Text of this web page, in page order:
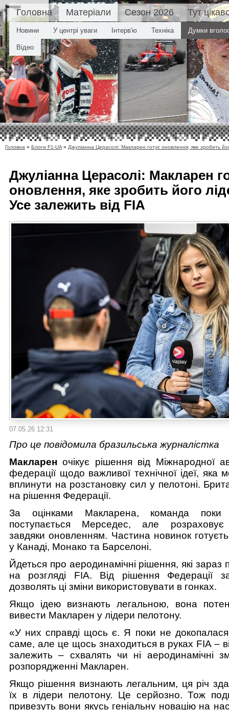
Головна Матеріали
Новини У центрі уваги Інтерв'ю Техніка Думки
Відео
Сезон 2026 Тут
Головна » Блоги F1-UA » Джуліанна Церасолі: Макларен готує оновлення, яке зробить
Джуліанна Церасолі: Макларен
оновлення, яке зробить його
Усе залежить від FIA
07.05.26 12:31
Про це повідомила бразильська журналістка
Маклареночікує рішення від Міжнародної
федерації щодо важливої технічної ідеї, яка
вплинути на розстановку сил у пелотоні.
на рішення Федерації.
За оцінками Макларена, команда
поступається Мерседес, але розраховує
завдяки оновленням. Частина новинок
у Канаді, Монако та Барселоні.
Йдеться про аеродинамічні рішення, які зараз
на розгляді FIA. Від рішення Федерації
дозволять ці зміни використовувати в гонках.
Якщо ідею визнають легальною, вона
вивести Макларен у лідери пелотону.
«У них справді щось є. Я поки не
саме, але це щось знаходиться в руках FIA –
залежить – схвалять чи ні аеродинамічні
розпорядженні Макларен.
Якщо рішення визнають легальним, ця річ
їх в лідери пелотону. Це серйозно. Тож
привезуть вони якусь геніальну новацію на